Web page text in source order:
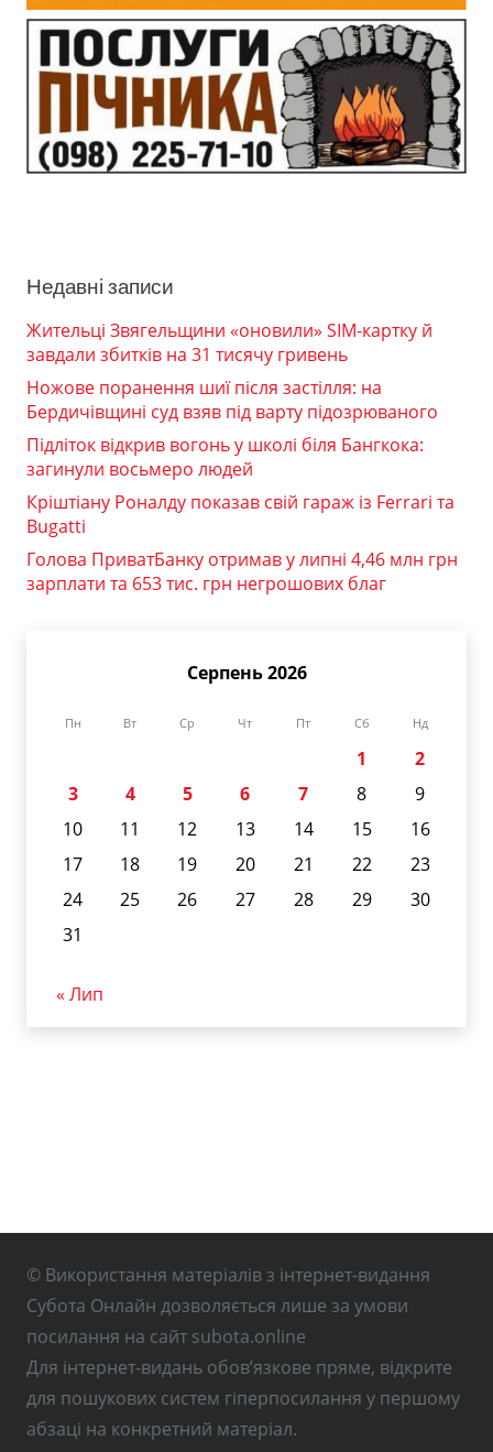
Недавні записи
Жительці Звягельщини «оновили» SIM-картку й
завдали збитків на 31 тисячу гривень
Ножове поранення шиї після застілля: на
Бердичівщині суд взяв під варту підозрюваного
Підліток відкрив вогонь у школі біля Бангкока:
загинули восьмеро людей
Кріштіану Роналду показав свій гараж із Ferrari та
Bugatti
Голова ПриватБанку отримав у липні 4,46 млн грн
зарплати та 653 тис. грн негрошових благ
Серпень 2026
Пн Вт Ср Чт Пт Сб Нд
1
2
3
4 5 6 7 8
9
10
11 12 13 14 15
16
17
18 19 20 21 22
23
24
25 26 27 28 29
30
31
« Лип
© Використання матеріалів з інтернет-видання
Субота Онлайн дозволяється лише за умови
посилання на сайт subota.online
Для інтернет-видань обов’язкове пряме, відкрите
для пошукових систем гіперпосилання у першому
абзаці на конкретний матеріал.